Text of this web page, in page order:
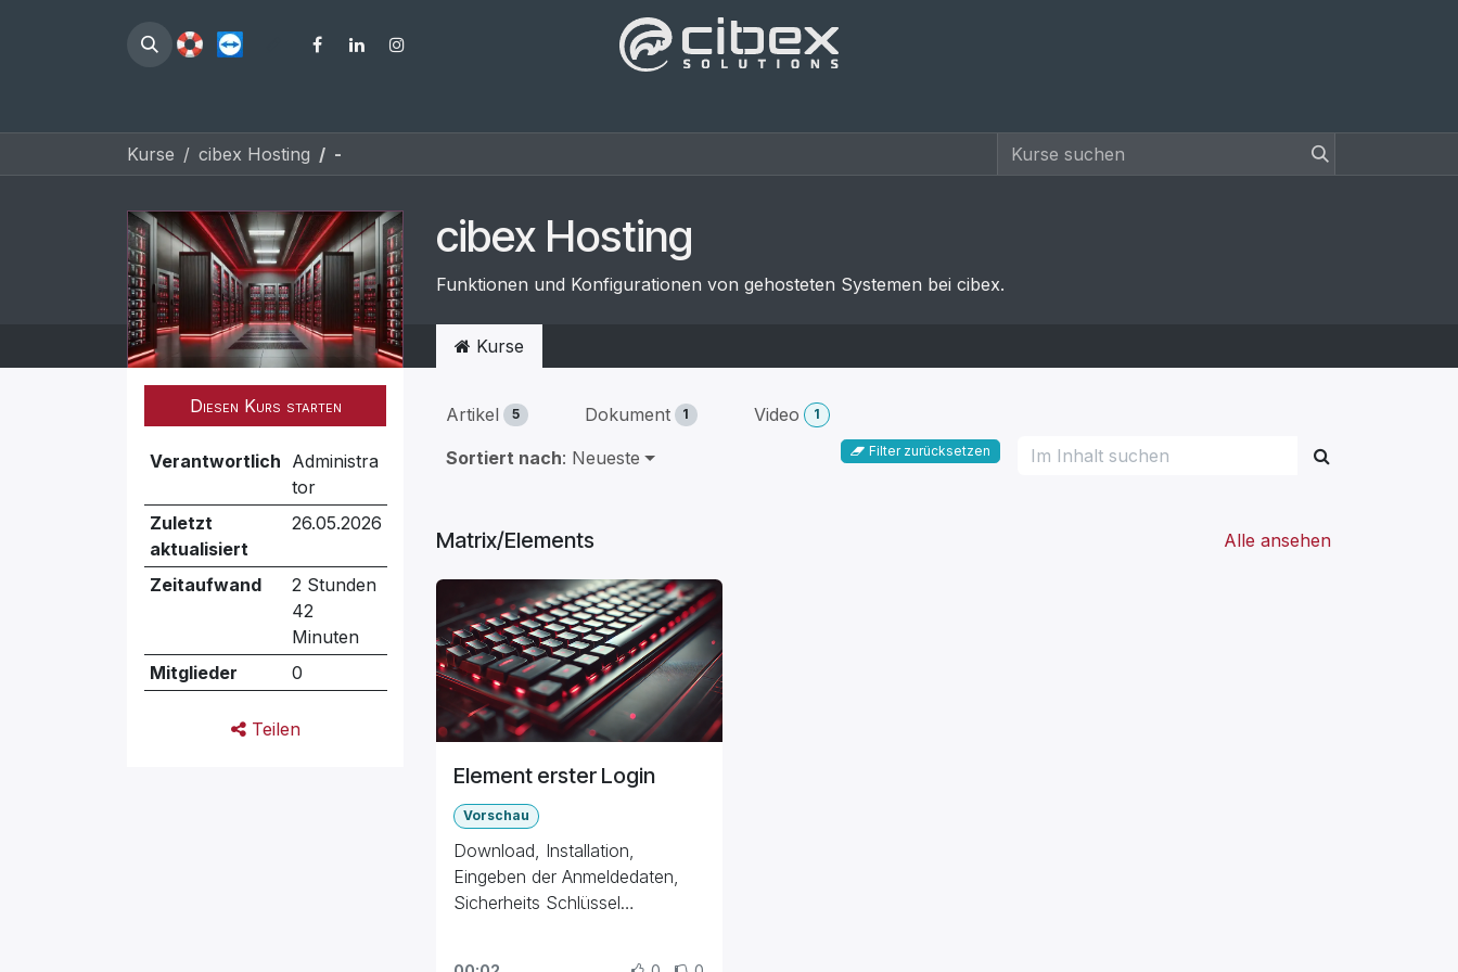
Kurse
cibex Hosting -
cibex Hosting
Funktionen und Konfigurationen von gehosteten Systemen bei cibex.
Diesen Kurs starten
Verantwortlich Administra
tor
Zuletzt
aktualisiert
26.05.2026
Zeitaufwand
2 Stunden
42
Minuten
Mitglieder
0
Teilen
Kurse
Artikel 5 Dokument 1 Video 1
Sortiert nach: Neueste Filter zurücksetzen
Matrix/Elements Alle ansehen
Element erster Login
Vorschau
Download, Installation,
Eingeben der Anmeldedaten,
Sicherheits Schlüssel